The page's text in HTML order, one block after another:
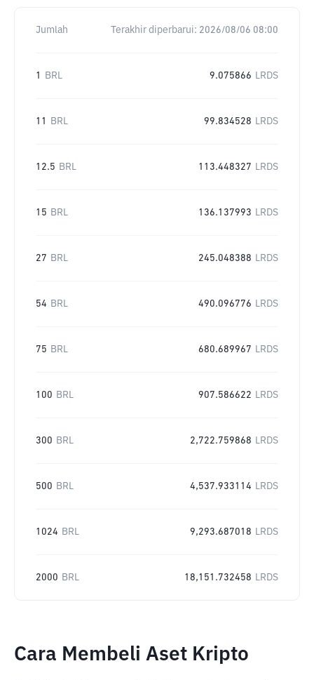
Jumlah Terakhir diperbarui: 2026/08/06 08:00
1 BRL 9.075866 LRDS
11 BRL 99.834528 LRDS
12.5 BRL 113.448327 LRDS
15 BRL 136.137993 LRDS
27 BRL 245.048388 LRDS
54 BRL 490.096776 LRDS
75 BRL 680.689967 LRDS
100 BRL 907.586622 LRDS
300 BRL 2,722.759868 LRDS
500 BRL 4,537.933114 LRDS
1024 BRL 9,293.687018 LRDS
2000 BRL 18,151.732458 LRDS
Cara Membeli Aset Kripto